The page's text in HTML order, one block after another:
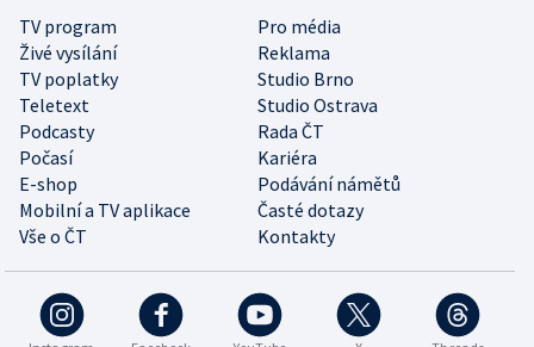
TV program
Pro média
Živé vysílání
Reklama
TV poplatky
Studio Brno
Teletext
Studio Ostrava
Podcasty
Rada ČT
Počasí
Kariéra
E-shop
Podávání námětů
Mobilní a TV aplikace
Časté dotazy
Vše o ČT
Kontakty